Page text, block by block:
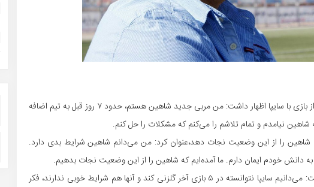
میشو کریستیچوویچ در نشست خبری پیش از بازی با سایپا اظهار داشت: من مربی جدید شاهین هستم، حدود ۷ روز قبل به تیم اضافه
نیامدم و تمام تلاشم را می‌کنم که مشکلات را حل کنم.
شاهین را از این وضعیت نجات دهد،‌عنوان کرد: من می‌دانم شاهین شرایط بدی دارد.
سرمربی شاهین بوشهر در مورد بازی فردا گفت:‌ می‌دانیم سایپا نتوانسته در ۵ بازی آخر گلزنی کند و آنها هم شرایط خوبی ندارند، فکر